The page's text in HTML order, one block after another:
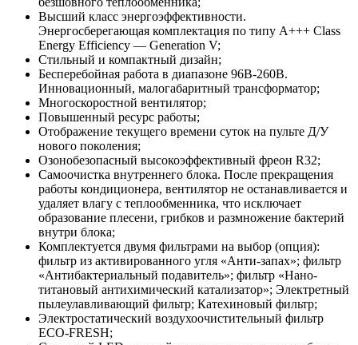
Высший класс энергоэффективности.
Энергосберегающая комплектация по типу A+++ Class
Energy Efficiency — Generation V;
Стильный и компактный дизайн;
Бесперебойная работа в диапазоне 96В-260В.
Инновационный, малогабаритный трансформатор;
Многоскоростной вентилятор;
Повышенный ресурс работы;
Отображение текущего времени суток на пульте Д/У
нового поколения;
Озонобезопасный высокоэффективный фреон R32;
Самоочистка внутреннего блока. После прекращения
работы кондиционера, вентилятор не останавливается и
удаляет влагу с теплообменника, что исключает
образование плесени, грибков и размножение бактерий
внутри блока;
Комплектуется двумя фильтрами на выбор (опция):
фильтр из активированного угля «Анти-запах»; фильтр
«Антибактериальный подавитель»; фильтр «Нано-
титановый антихимический катализатор»; Электретный
пылеулавливающий фильтр; Катехиновый фильтр;
Электростатический воздухоочистительный фильтр
ЕСО-FRESH;